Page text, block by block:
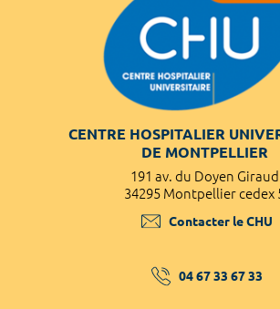
CENTRE HOSPITALIER
DE MONTPELLIER
191 av. du Doyen Giraud
34295 Montpellier cedex
Contacter le CHU
04 67 33 67 33